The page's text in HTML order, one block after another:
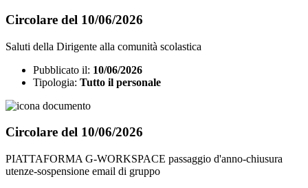
Circolare del 10/06/2026
Saluti della Dirigente alla comunità scolastica
Pubblicato il: 10/06/2026
Tipologia: Tutto il personale
Circolare del 10/06/2026
PIATTAFORMA G-WORKSPACE passaggio d'anno-chiusura
utenze-sospensione email di gruppo